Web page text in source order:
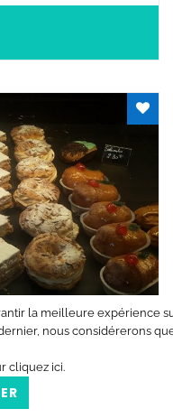
la meilleure expérience
nous considérerons
cliquez ici.